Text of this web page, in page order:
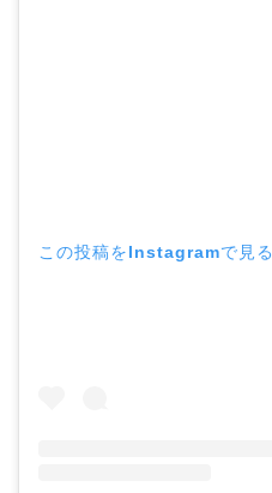
この投稿をInstagramで見る